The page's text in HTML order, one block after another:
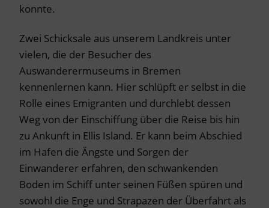
konnte.
Zwei Schicksale aus unserem Landkreis unter
vielen, die der Besucher des
Auswanderermuseums in Bremen
kennenlernen kann. Hier schlüpft er selbst in die
Rolle eines Emigranten und durchlebt dessen
Weg von der Einschiffung über die Reise bis hin
zu Ankunft in Ellis Island. Er kann beim Abschied
im Hafen die Ängste und Sorgen der
Einwanderer erfahren, den schwankenden
Boden im Schiff unter seinen Füßen spüren und
sowohl die Enge und Strapazen der Überfahrt als